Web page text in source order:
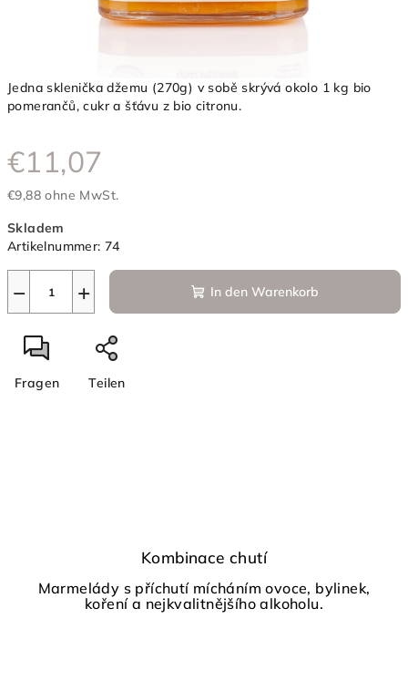
Jedna sklenička džemu (270g) v sobě skrývá okolo 1 kg bio
pomerančů, cukr a šťávu z bio citronu.
€11,07
€9,88 ohne MwSt.
Skladem
Artikelnummer: 74
+
− In den Warenkorb
Fragen Teilen
Kombinace chutí
Marmelády s příchutí mícháním ovoce, bylinek,
koření a nejkvalitnějšího alkoholu.